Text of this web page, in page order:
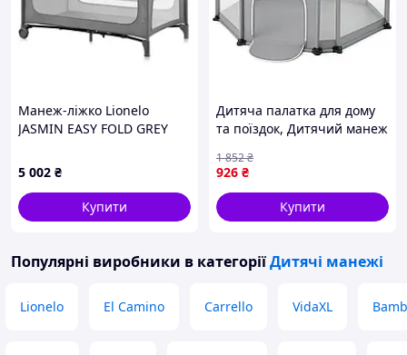
Манеж-ліжко Lionelo
JASMIN EASY FOLD GREY
5 002 ₴
Купити
Дитяча палатка для дому
та поїздок, Дитячий манеж
Підлоговий манеж JX-55
926 ₴
1 852₴
Купити
Популярні виробники в категоріїДитячі манежі
Lionelo El Camino Carrello VidaXL